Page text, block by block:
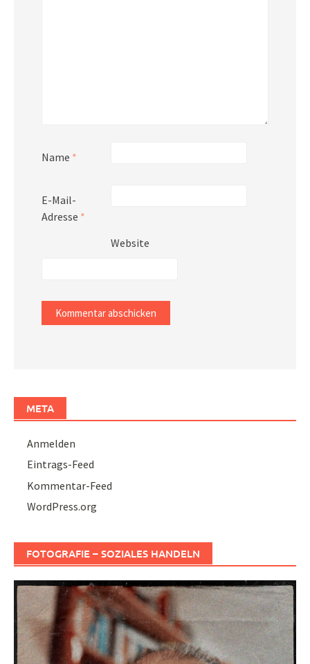
Name *
E-Mail-
Adresse *
Website
META
Anmelden
Eintrags-Feed
Kommentar-Feed
WordPress.org
FOTOGRAFIE – SOZIALES HANDELN